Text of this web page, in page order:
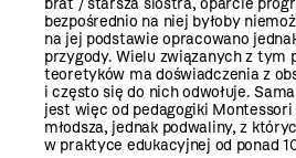
brat / starsza siostra, oparcie
bezpośrednio na niej byłoby
na jej podstawie opracowano
przygody. Wielu związanych z tym
teoretyków ma doświadczenia z
i często się do nich odwołuje.
jest więc od pedagogiki Montessori
młodsza, jednak podwaliny, z
w praktyce edukacyjnej od ponad